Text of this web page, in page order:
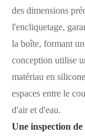
des dimensions
l'encliquetage,
la boîte, formant
conception utilise
matériau en
espaces entre le
d'air et d'eau.
Une inspection